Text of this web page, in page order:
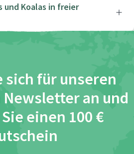
und Koalas in freier
sich für unseren
an und
einen 100 €